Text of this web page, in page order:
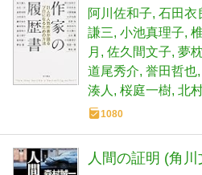
阿川佐和子 石田衣
謙三 小池真理子
月
佐久間文子 夢
道尾秀介 誉田哲也
湊人
桜庭一樹 北
1080
人間の証明 (角川